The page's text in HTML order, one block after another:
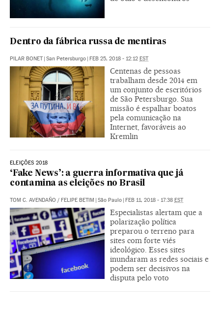
Dentro da fábrica russa de mentiras
PILAR BONET | San Petersburgo | FEB 25, 2018 - 12:12 EST
Centenas de pessoas
trabalham desde 2014 em
um conjunto de escritórios
de São Petersburgo. Sua
missão é espalhar boatos
pela comunicação na
Internet, favoráveis ao
Kremlin
ELEIÇÕES 2018
‘Fake News’: a guerra informativa que já
contamina as eleições no Brasil
TOM C. AVENDAÑO / FELIPE BETIM | São Paulo | FEB 11, 2018 - 17:38 EST
Especialistas alertam que a
polarização política
preparou o terreno para
sites com forte viés
ideológico. Esses sites
inundaram as redes sociais e
podem ser decisivos na
disputa pelo voto